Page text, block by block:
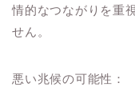
情的なつながりを重
せん。
悪い兆候の可能性：